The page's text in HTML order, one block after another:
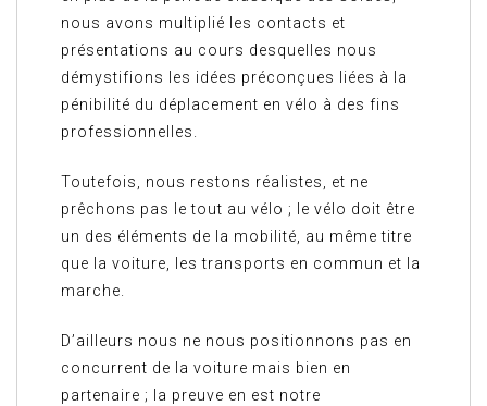
nous avons multiplié les contacts et
présentations au cours desquelles nous
démystifions les idées préconçues liées à la
pénibilité du déplacement en vélo à des fins
professionnelles.
Toutefois, nous restons réalistes, et ne
prêchons pas le tout au vélo ; le vélo doit être
un des éléments de la mobilité, au même titre
que la voiture, les transports en commun et la
marche.
D’ailleurs nous ne nous positionnons pas en
concurrent de la voiture mais bien en
partenaire ; la preuve en est notre